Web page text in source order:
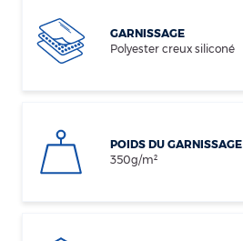
GARNISSAGE
Polyester creux siliconé
POIDS DU GARNISSAGE
350g/m²